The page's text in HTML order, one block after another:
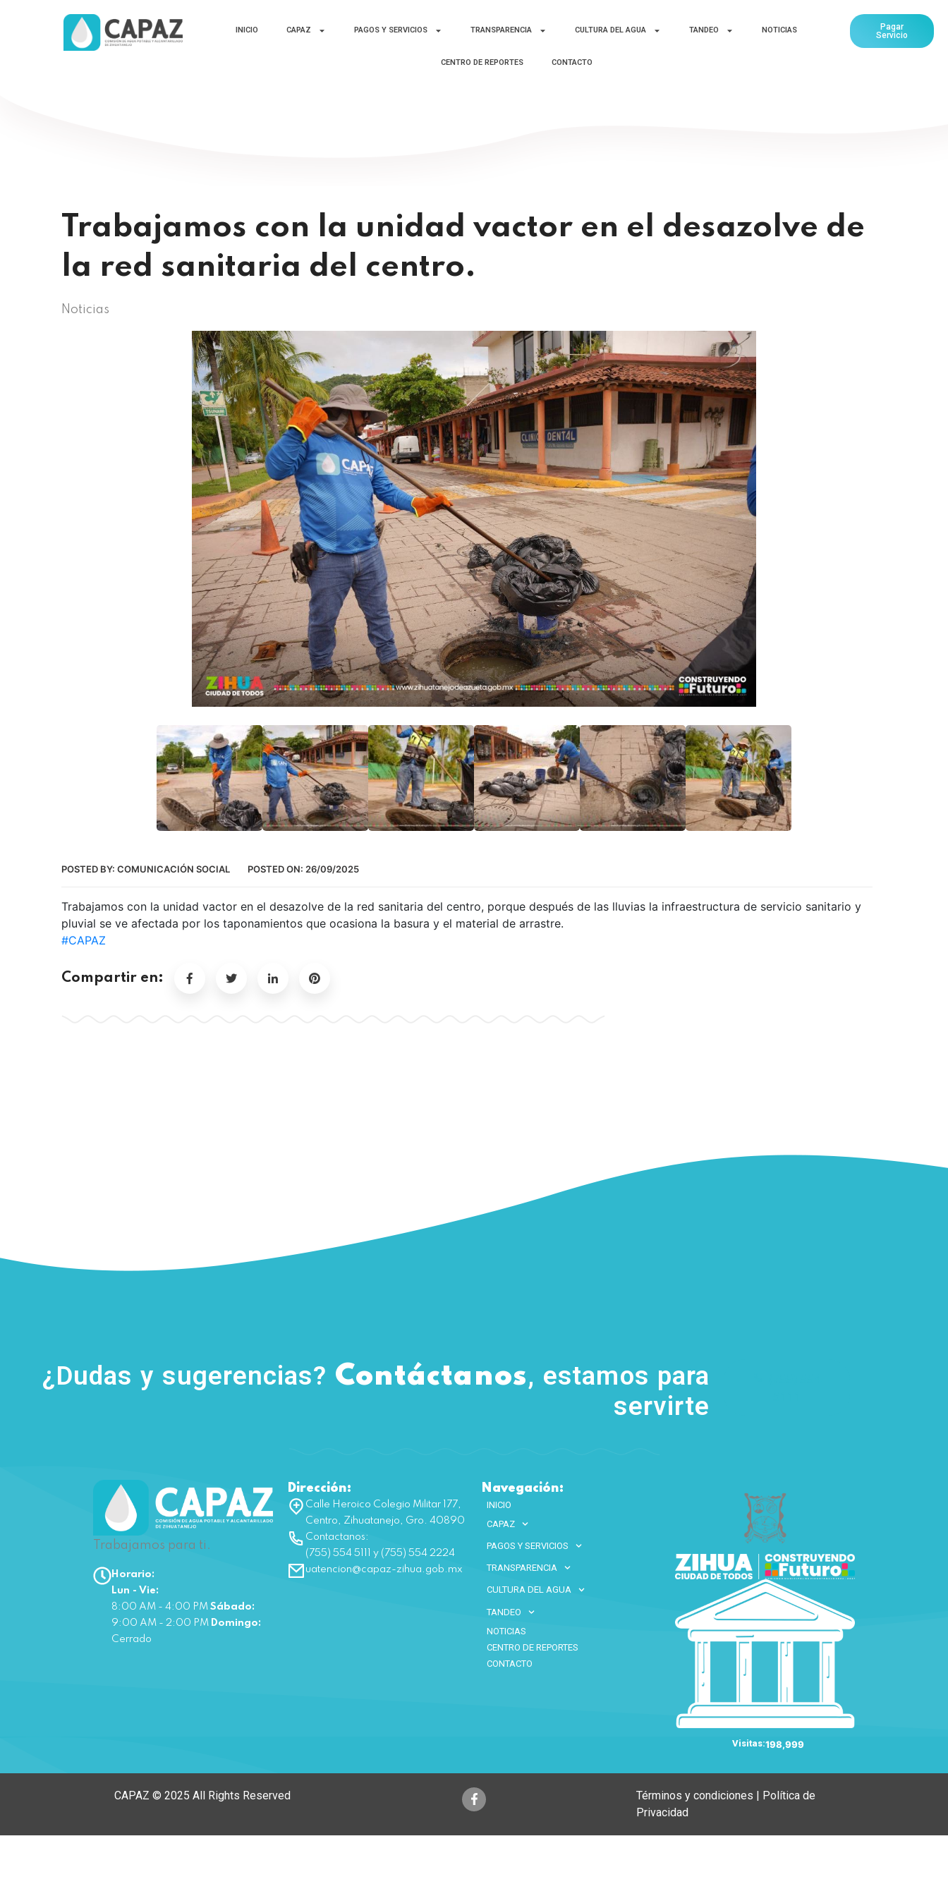
INICIO CAPAZ PAGOS Y SERVICIOS TRANSPARENCIA CULTURA DEL AGUA TANDEO NOTICIAS
CENTRO DE REPORTES CONTACTO
Pagar
Servicio
Trabajamos con la unidad vactor en el desazolve de
la red sanitaria del centro.
Noticias
POSTED BY: COMUNICACIÓN SOCIAL POSTED ON: 26/09/2025
Trabajamos con la unidad vactor en el desazolve de la red sanitaria del centro, porque después de las lluvias la infraestructura de servicio sanitario y
pluvial se ve afectada por los taponamientos que ocasiona la basura y el material de arrastre.
#CAPAZ
Compartir en:
¿Dudas y sugerencias? Contáctanos, estamos para
servirte
Trabajamos para ti.
Horario:
Lun - Vie:
8:00 AM - 4:00 PM Sábado:
9:00 AM - 2:00 PM Domingo:
Cerrado
Dirección:
Calle Heroico Colegio Militar 177,
Centro, Zihuatanejo, Gro. 40890
Contactanos:
(755) 554 5111 y (755) 554 2224
uatencion@capaz-zihua.gob.mx
Navegación:
INICIO
CAPAZ
PAGOS Y SERVICIOS
TRANSPARENCIA
CULTURA DEL AGUA
TANDEO
NOTICIAS
CENTRO DE REPORTES
CONTACTO
Visitas:198,999
CAPAZ © 2025 All Rights Reserved
Términos y condiciones | Política de
Privacidad